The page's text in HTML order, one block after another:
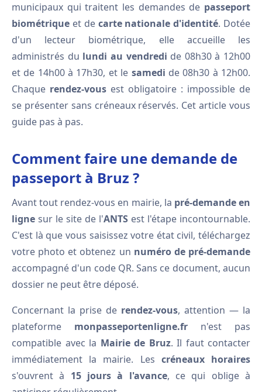
municipaux qui traitent les demandes de passeport
biométrique et de carte nationale d'identité. Dotée
d'un lecteur biométrique, elle accueille les
administrés du lundi au vendredi de 08h30 à 12h00
et de 14h00 à 17h30, et le samedi de 08h30 à 12h00.
Chaque rendez-vous est obligatoire : impossible de
se présenter sans créneaux réservés. Cet article vous
guide pas à pas.
Comment faire une demande de
passeport à Bruz ?
Avant tout rendez-vous en mairie, la pré-demande en
ligne sur le site de l'ANTS est l'étape incontournable.
C'est là que vous saisissez votre état civil, téléchargez
votre photo et obtenez un numéro de pré-demande
accompagné d'un code QR. Sans ce document, aucun
dossier ne peut être déposé.
Concernant la prise de rendez-vous, attention — la
plateforme monpasseportenligne.fr n'est pas
compatible avec la Mairie de Bruz. Il faut contacter
immédiatement la mairie. Les créneaux horaires
s'ouvrent à 15 jours à l'avance, ce qui oblige à